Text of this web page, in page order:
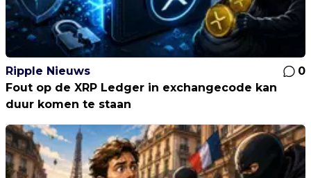
Ripple Nieuws
0
Fout op de XRP Ledger in exchangecode kan
duur komen te staan